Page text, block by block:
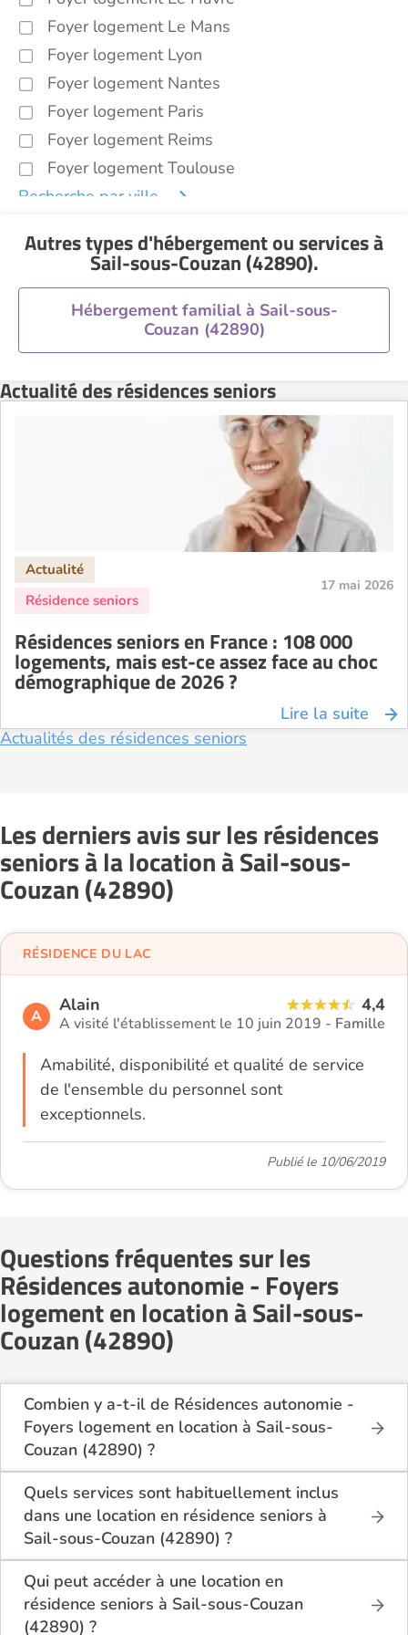
Foyer logement Le Mans
Foyer logement Lyon
Foyer logement Nantes
Foyer logement Paris
Foyer logement Reims
Foyer logement Toulouse
Recherche par ville
Autres types d'hébergement ou servicesà
Sail-sous-Couzan (42890).
Hébergement familial à Sail-sous-
Couzan (42890)
Actualité des résidences seniors
17 mai 2026
Résidences seniors en France : 108 000
logements, mais est-ce assez face au choc
démographique de 2026 ?
Lire la suite
Actualités des résidences seniors
Les derniers avis sur les résidences
seniors à la location à Sail-sous-
Couzan (42890)
A
Alain 4,4
A visité l'établissement le 10 juin 2019 - Famille
Amabilité, disponibilité et qualité de service
de l'ensemble du personnel sont
exceptionnels.
RÉSIDENCE DU LAC
Publié le 10/06/2019
Questions fréquentes sur les
Résidences autonomie - Foyers
logement en location à Sail-sous-
Couzan (42890)
Combien y a-t-il de Résidences autonomie -
Foyers logement en location à Sail-sous-
Couzan (42890) ?
Sur le site Logement-seniors.com, on recense
actuellement 1 Résidences autonomie - Foyers
logement en location à Sail-sous-Couzan (42890).
Quels services sont habituellement inclus
dans une location en résidence seniors à
Sail-sous-Couzan (42890) ?
En location à Sail-sous-Couzan (42890), la
résidence seniors inclut généralement : l’entretien
des espaces communs, l’accès à des activités, la
présence d’un accueil / surveillance, la restauration
Qui peut accéder à une location en
résidence seniors à Sail-sous-Couzan
(42890) ?